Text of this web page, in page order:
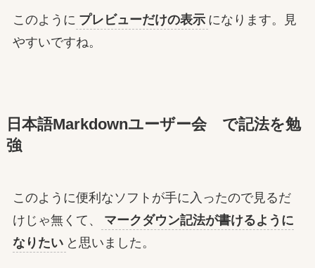
このように プレビューだけの表示 になります。見
やすいですね。
日本語Markdownユーザー会 で記法を勉
強
このように便利なソフトが手に入ったので見るだ
けじゃ無くて、
マークダウン記法が書けるように
なりたい と思いました。